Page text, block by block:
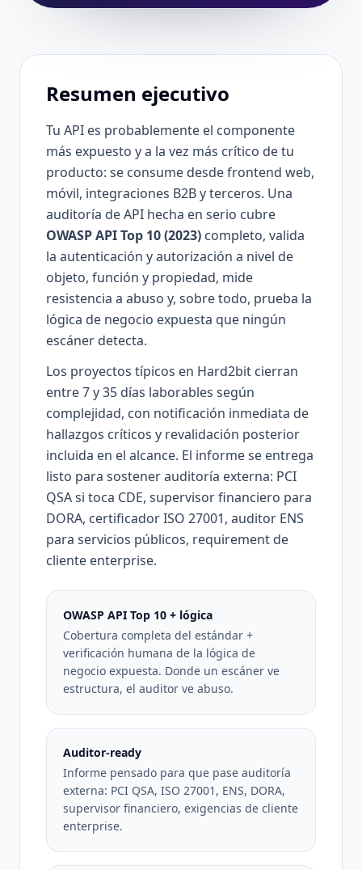
Resumen ejecutivo
Tu API es probablemente el componente
más expuesto y a la vez más crítico de tu
producto: se consume desde frontend web,
móvil, integraciones B2B y terceros. Una
auditoría de API hecha en serio cubre
OWASP API Top 10 (2023) completo, valida
la autenticación y autorización a nivel de
objeto, función y propiedad, mide
resistencia a abuso y, sobre todo, prueba la
lógica de negocio expuesta que ningún
escáner detecta.
Los proyectos típicos en Hard2bit cierran
entre 7 y 35 días laborables según
complejidad, con notificación inmediata de
hallazgos críticos y revalidación posterior
incluida en el alcance. El informe se entrega
listo para sostener auditoría externa: PCI
QSA si toca CDE, supervisor financiero para
DORA, certificador ISO 27001, auditor ENS
para servicios públicos, requirement de
cliente enterprise.
OWASP API Top 10 + lógica
Cobertura completa del estándar +
verificación humana de la lógica de
negocio expuesta. Donde un escáner ve
estructura, el auditor ve abuso.
Auditor-ready
Informe pensado para que pase auditoría
externa: PCI QSA, ISO 27001, ENS, DORA,
supervisor financiero, exigencias de cliente
enterprise.